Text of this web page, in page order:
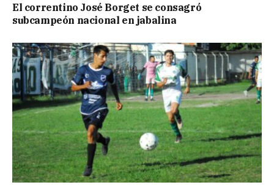
El correntino José Borget se consagró
subcampeón nacional en jabalina